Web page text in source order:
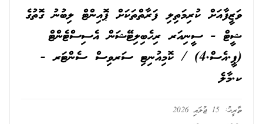
ވަޒީފާއަށް ކުރިމަތިލި ފަރާތްތަކަށް ޕޮއިންޓް ލިބުނު ގޮތުގެ
ޝީޓް - ސީނިއަރ ރިހެބިލިޓޭޝަން އެސިސްޓެންޓް
(ޕީ.އެސް.4) / ކޮމިއުނިޓި ސަރވިސް ސެންޓަރ -
ކ.މާލެ
ތާރީޚު: 15 ޖުލައި 2026